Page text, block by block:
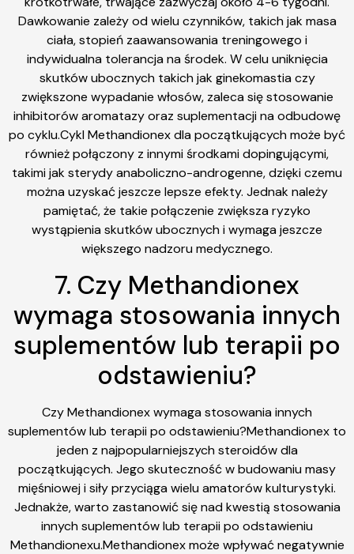
Dawkowanie zależy od wielu czynników, takich jak masa
ciała, stopień zaawansowania treningowego i
indywidualna tolerancja na środek. W celu uniknięcia
skutków ubocznych takich jak ginekomastia czy
zwiększone wypadanie włosów, zaleca się stosowanie
inhibitorów aromatazy oraz suplementacji na odbudowę
po cyklu.Cykl Methandionex dla początkujących może być
również połączony z innymi środkami dopingującymi,
takimi jak sterydy anaboliczno-androgenne, dzięki czemu
można uzyskać jeszcze lepsze efekty. Jednak należy
pamiętać, że takie połączenie zwiększa ryzyko
wystąpienia skutków ubocznych i wymaga jeszcze
większego nadzoru medycznego.
7. Czy Methandionex
wymaga stosowania innych
suplementów lub terapii po
odstawieniu?
Czy Methandionex wymaga stosowania innych
suplementów lub terapii po odstawieniu?Methandionex to
jeden z najpopularniejszych steroidów dla
początkujących. Jego skuteczność w budowaniu masy
mięśniowej i siły przyciąga wielu amatorów kulturystyki.
Jednakże, warto zastanowić się nad kwestią stosowania
innych suplementów lub terapii po odstawieniu
Methandionexu.Methandionex może wpływać negatywnie